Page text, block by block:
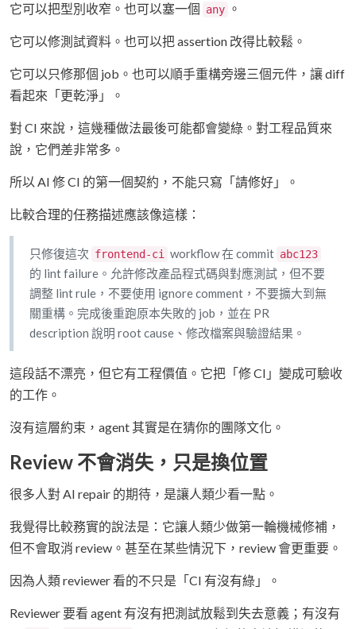
它可以把型別收窄。也可以塞一個 any 。
它可以修測試資料。也可以把 assertion 改得比較鬆。
它可以只修那個 job。也可以順手重構旁邊三個元件，讓 diff
看起來「更乾淨」。
對 CI 來說，這幾種做法最後可能都會變綠。對工程品質來
說，它們差非常多。
所以 AI 修 CI 的第一個契約，不能只寫「請修好」。
比較合理的任務描述應該像這樣：
只修復這次 frontend-ci workflow 在 commit abc123
的 lint failure。允許修改產品程式碼與對應測試，但不要
調整 lint rule，不要使用 ignore comment，不要擴大到無
關重構。完成後重跑原本失敗的 job，並在 PR
description 說明 root cause、修改檔案與驗證結果。
這段話不漂亮，但它有工程價值。它把「修 CI」變成可驗收
的工作。
沒有這層約束，agent 其實是在猜你的團隊文化。
Review 不會消失，只是換位置
很多人對 AI repair 的期待，是讓人類少看一點。
我覺得比較務實的說法是：它讓人類少做第一輪機械修補，
但不會取消 review。甚至在某些情況下，review 會更重要。
因為人類 reviewer 看的不只是「CI 有沒有綠」。
Reviewer 要看 agent 有沒有把測試放鬆到失去意義；有沒有